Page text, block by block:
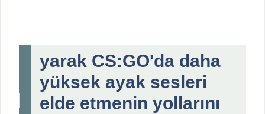
yarak CS:GO'da daha
yüksek ayak sesleri
elde etmenin yollarını